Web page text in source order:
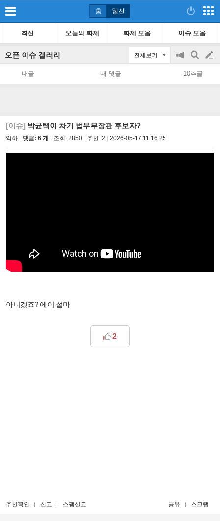
홈 웹진
최신 오늘의 화제 화제 모음 이슈 모음
오픈 이슈 갤러리 전체보기
공
지
on/off
검
색
글
쓰
내글 내 댓글 10추글
[이슈] 박균택이 차기 법무부장관 후보자?
익하 댓글: 6 개 조회: 2850 추천: 2 2026-05-17 11:16:25
아니겠죠? 에이 설마
2
추천확인 신고 스팸신고 공유 스크랩